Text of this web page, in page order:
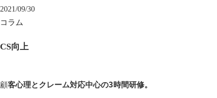
2021/09/30
コラム
CS向上
顧客心理とクレーム対応中心の3時間研修。